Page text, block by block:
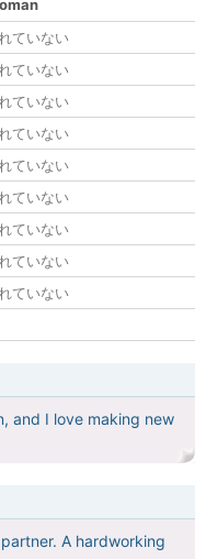
ていない
ていない
ていない
ていない
ていない
ていない
ていない
ていない
ていない
and I love making new
A hardworking